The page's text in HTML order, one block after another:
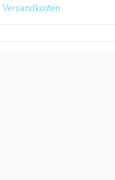
Versandkosten